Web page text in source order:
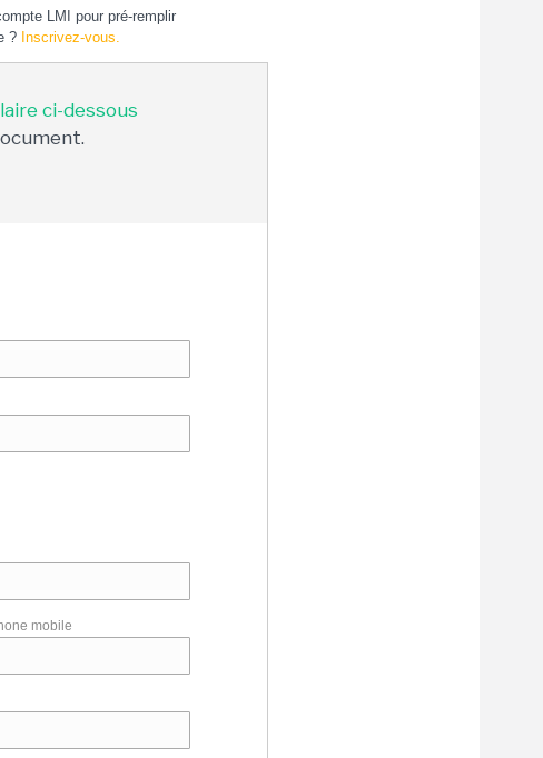
LMI pour pré-remplir
? Inscrivez-vous.
ci-dessous
mobile